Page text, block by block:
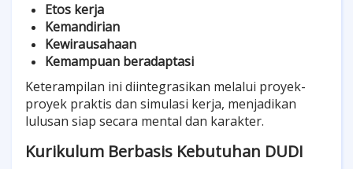
Etos kerja
Kemandirian
Kewirausahaan
Kemampuan beradaptasi
Keterampilan ini diintegrasikan melalui proyek-
proyek praktis dan simulasi kerja, menjadikan
lulusan siap secara mental dan karakter.
Kurikulum Berbasis Kebutuhan DUDI